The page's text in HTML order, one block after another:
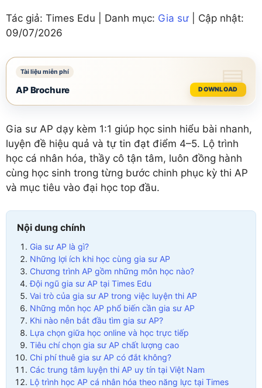
Tác giả: Times Edu | Danh mục: Gia sư | Cập nhật:
09/07/2026
AP Brochure DOWNLOAD
Gia sư AP dạy kèm 1:1 giúp học sinh hiểu bài nhanh,
luyện đề hiệu quả và tự tin đạt điểm 4–5. Lộ trình
học cá nhân hóa, thầy cô tận tâm, luôn đồng hành
cùng học sinh trong từng bước chinh phục kỳ thi AP
và mục tiêu vào đại học top đầu.
Nội dung chính
Gia sư AP là gì?
Những lợi ích khi học cùng gia sư AP
Chương trình AP gồm những môn học nào?
Đội ngũ gia sư AP tại Times Edu
Vai trò của gia sư AP trong việc luyện thi AP
Những môn học AP phổ biến cần gia sư AP
Khi nào nên bắt đầu tìm gia sư AP?
Lựa chọn giữa học online và học trực tiếp
Tiêu chí chọn gia sư AP chất lượng cao
Chi phí thuê gia sư AP có đắt không?
Các trung tâm luyện thi AP uy tín tại Việt Nam
Lộ trình học AP cá nhân hóa theo năng lực tại Times